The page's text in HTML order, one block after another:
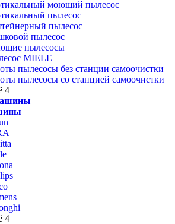
моющий пылесос
пылесос
пылесос
пылесос
пылесосы
MIELE
пылесосы без станции самоочистки
пылесосы со станцией самоочистки
4
4